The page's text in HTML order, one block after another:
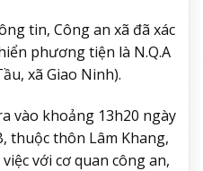
tin, Công an xã đã xác
phương tiện là N.Q.A
xã Giao Ninh).
vào khoảng 13h20 ngày
thuộc thôn Lâm Khang,
với cơ quan công an,